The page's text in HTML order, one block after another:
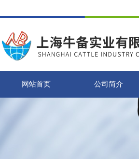
网站首页 公司简介